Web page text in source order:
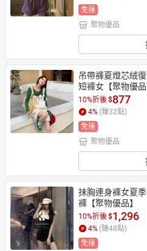
免運
聚物優品
吊帶褲夏燈芯絨
短褲女【聚物優品
10%折後$877
4% (賺32點)
免運
聚物優品
抹胸連身褲女夏
褲【聚物優品】
10%折後$1,296
4% (賺48點)
免運